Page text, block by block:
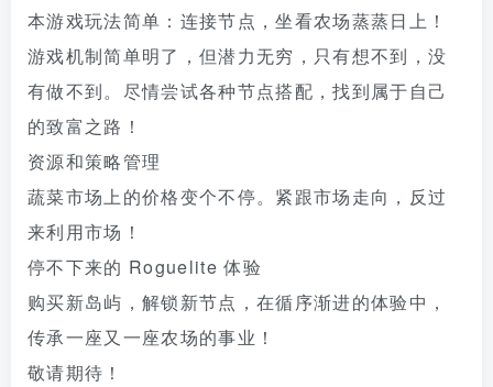
本游戏玩法简单：连接节点，坐看农场蒸蒸日上！
游戏机制简单明了，但潜力无穷，只有想不到，没
有做不到。尽情尝试各种节点搭配，找到属于自己
的致富之路！
资源和策略管理
蔬菜市场上的价格变个不停。紧跟市场走向，反过
来利用市场！
停不下来的 Roguelite 体验
购买新岛屿，解锁新节点，在循序渐进的体验中，
传承一座又一座农场的事业！
敬请期待！